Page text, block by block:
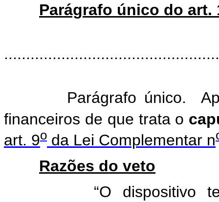
Parágrafo único do art.
Parágrafo único.
financeiros de que trata o
art. 9o da Lei Complementar n
Razões do veto
“O dispositivo tem